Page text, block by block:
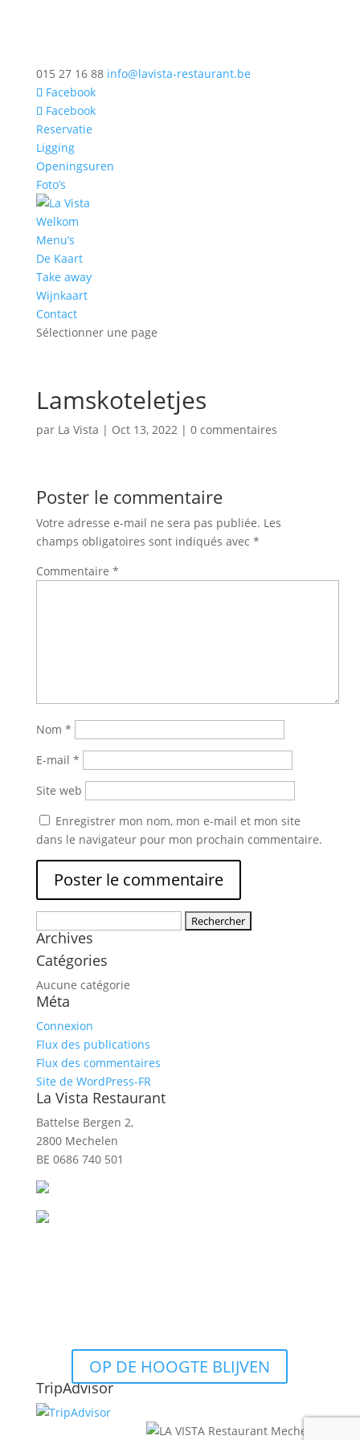
015 27 16 88 info@lavista-restaurant.be
Facebook
Facebook
Reservatie
Ligging
Openingsuren
Foto’s
Welkom
Menu’s
De Kaart
Take away
Wijnkaart
Contact
Sélectionner une page
Lamskoteletjes
par La Vista | Oct 13, 2022| 0 commentaires
Poster le commentaire
Votre adresse e-mail ne sera pas publiée. Les
champs obligatoires sont indiqués avec *
Commentaire *
Nom *
E-mail *
Site web
Enregistrer mon nom, mon e-mail et mon site
dans le navigateur pour mon prochain commentaire.
Archives
Catégories
Aucune catégorie
Méta
Connexion
Flux des publications
Flux des commentaires
Site de WordPress-FR
La Vista Restaurant
Battelse Bergen 2,
2800 Mechelen
BE 0686 740 501
OP DE HOOGTE BLIJVEN
TripAdvisor